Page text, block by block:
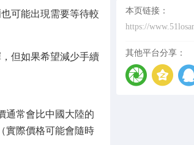
可能出現需要等待較
但如果希望減少手續
通常會比中國大陸的
實際價格可能會隨時
本页链接：
其他平台分享：